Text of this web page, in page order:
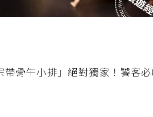
骨牛小排」絕對獨家！饕客